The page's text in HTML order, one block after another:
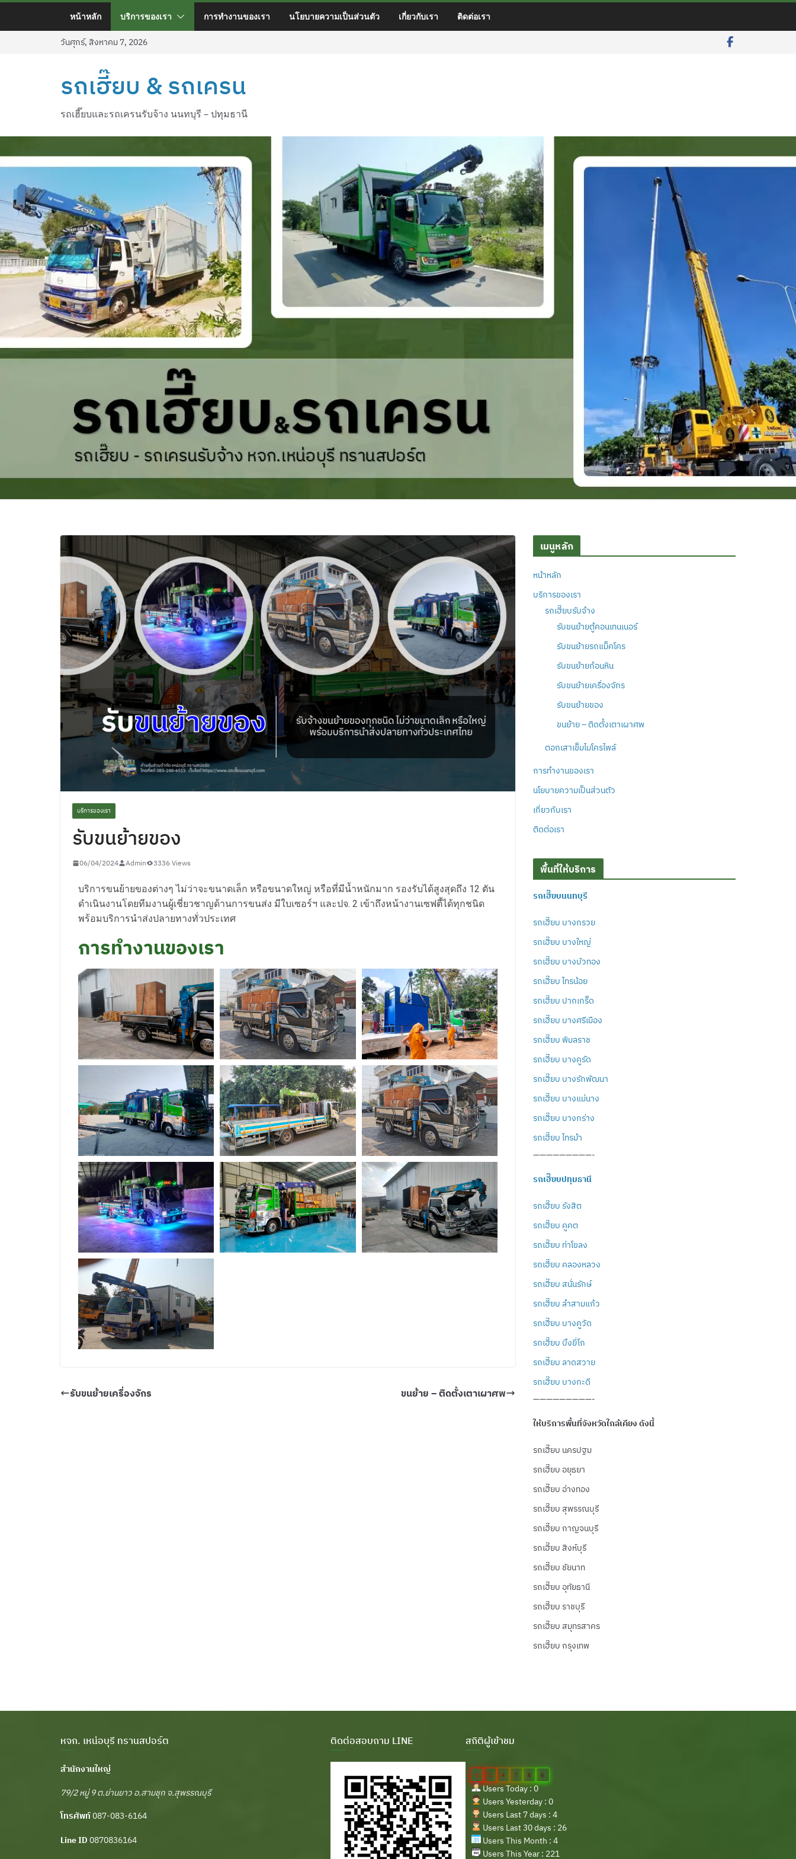
หน้าหลัก บริการของเรา การทำงานของเรา นโยบายความเป็นส่วนตัว เกี่ยวกับเรา ติดต่อเรา
วันศุกร์, สิงหาคม 7, 2026
รถเฮี๊ยบ & รถเครน
รถเฮี๊ยบและรถเครนรับจ้าง นนทบุรี – ปทุมธานี
บริการของเรา
รับขนย้ายของ
06/04/2024 Admin 3336 Views
บริการขนย้ายของต่างๆ ไม่ว่าจะขนาดเล็ก หรือขนาดใหญ่ หรือที่มีน้ำหนักมาก รองรับได้สูงสุดถึง 12 ตัน
ดำเนินงานโดยทีมงานผู้เชี่ยวชาญด้านการขนส่ง มีใบเซอร์ฯ และปจ. 2 เข้าถึงหน้างานเซฟตี้ได้ทุกชนิด
พร้อมบริการนำส่งปลายทางทั่วประเทศ
การทำงานของเรา
รับขนย้ายเครื่องจักร ขนย้าย – ติดตั้งเตาเผาศพ
เมนูหลัก
หน้าหลัก
บริการของเรา
รถเฮี๊ยบรับจ้าง
รับขนย้ายตู้คอนเทนเนอร์
รับขนย้ายรถแม็คโคร
รับขนย้ายก้อนหิน
รับขนย้ายเครื่องจักร
รับขนย้ายของ
ขนย้าย – ติดตั้งเตาเผาศพ
ตอกเสาเข็มไมโครไพล์
การทำงานของเรา
นโยบายความเป็นส่วนตัว
เกี่ยวกับเรา
ติดต่อเรา
พื้นที่ให้บริการ
รถเฮี๊ยบนนทบุรี
รถเฮี๊ยบ บางกรวย
รถเฮี๊ยบ บางใหญ่
รถเฮี๊ยบ บางบัวทอง
รถเฮี๊ยบ ไทรน้อย
รถเฮี๊ยบ ปากเกร็ด
รถเฮี๊ยบ บางศรีเมือง
รถเฮี๊ยบ พิมลราช
รถเฮี๊ยบ บางคูรัด
รถเฮี๊ยบ บางรักพัฒนา
รถเฮี๊ยบ บางแม่นาง
รถเฮี๊ยบ บางกร่าง
รถเฮี๊ยบ ไทรม้า
—————————-
รถเฮี๊ยบปทุมธานี
รถเฮี๊ยบ รังสิต
รถเฮี๊ยบ คูคต
รถเฮี๊ยบ ท่าโขลง
รถเฮี๊ยบ คลองหลวง
รถเฮี๊ยบ สนั่นรักษ์
รถเฮี๊ยบ ลำสามแก้ว
รถเฮี๊ยบ บางคูวัด
รถเฮี๊ยบ บึงยี่โถ
รถเฮี๊ยบ ลาดสวาย
รถเฮี๊ยบ บางกะดี
—————————-
ให้บริการพื้นที่จังหวัดใกล้เคียง ดังนี้
รถเฮี๊ยบ นครปฐม
รถเฮี๊ยบ อยุธยา
รถเฮี๊ยบ อ่างทอง
รถเฮี๊ยบ สุพรรณบุรี
รถเฮี๊ยบ กาญจนบุรี
รถเฮี๊ยบ สิงห์บุรี
รถเฮี๊ยบ ชัยนาท
รถเฮี๊ยบ อุทัยธานี
รถเฮี๊ยบ ราชบุรี
รถเฮี๊ยบ สมุทรสาคร
รถเฮี๊ยบ กรุงเทพ
หจก. เหน่อบุรี ทรานสปอร์ต
สำนักงานใหญ่
79/2 หมู่ 9 ต.ย่านยาว อ.สามชุก จ.สุพรรณบุรี
โทรศัพท์087-083-6164
Line ID 0870836164
ติดต่อสอบถาม LINE สถิติผู้เข้าชม
0 5 4 7 8 6
Users Today : 0
Users Yesterday : 0
Users Last 7 days : 4
Users Last 30 days : 26
Users This Month : 4
Users This Year : 221